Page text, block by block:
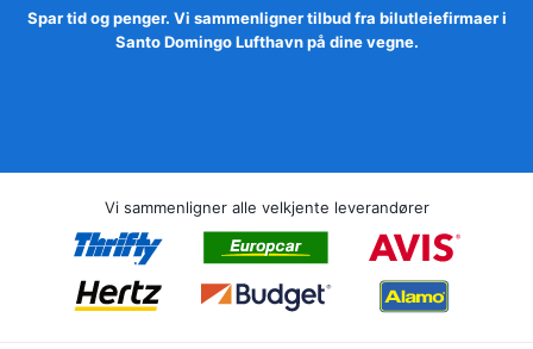
Spar tid og penger. Vi sammenligner tilbud fra bilutleiefirmaer i
Santo Domingo Lufthavn på dine vegne.
Vi sammenligner alle velkjente leverandører